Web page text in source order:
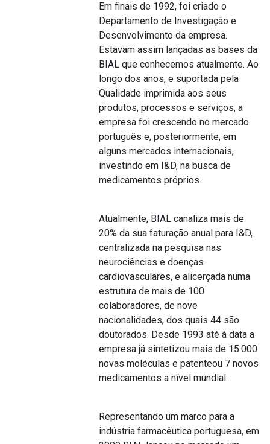
Em finais de 1992, foi criado o
Departamento de Investigação e
Desenvolvimento da empresa.
Estavam assim lançadas as bases da
BIAL que conhecemos atualmente. Ao
longo dos anos, e suportada pela
Qualidade imprimida aos seus
produtos, processos e serviços, a
empresa foi crescendo no mercado
português e, posteriormente, em
alguns mercados internacionais,
investindo em I&D, na busca de
medicamentos próprios.
Atualmente, BIAL canaliza mais de
20% da sua faturação anual para I&D,
centralizada na pesquisa nas
neurociências e doenças
cardiovasculares, e alicerçada numa
estrutura de mais de 100
colaboradores, de nove
nacionalidades, dos quais 44 são
doutorados. Desde 1993 até à data a
empresa já sintetizou mais de 15.000
novas moléculas e patenteou 7 novos
medicamentos a nível mundial.
Representando um marco para a
indústria farmacêutica portuguesa, em